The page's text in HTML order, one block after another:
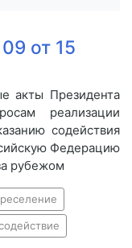
от 15
акты Президента
реализации
содействия
Федерацию
рубежом